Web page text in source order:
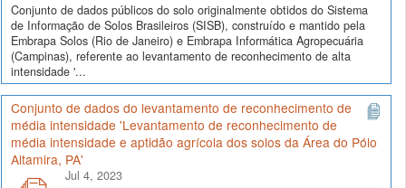
Conjunto de dados públicos do solo originalmente obtidos do Sistema
de Informação de Solos Brasileiros (SISB), construído e mantido pela
Embrapa Solos (Rio de Janeiro) e Embrapa Informática Agropecuária
(Campinas), referente ao levantamento de reconhecimento de alta
intensidade '...
Conjunto de dados do levantamento de reconhecimento de
média intensidade 'Levantamento de reconhecimento de
média intensidade e aptidão agrícola dos solos da Área do Pólo
Altamira, PA'
Jul 4, 2023